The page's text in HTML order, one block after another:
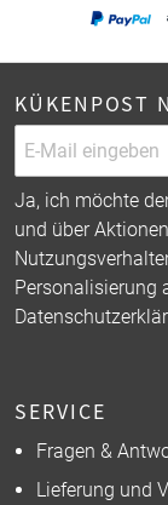
KÜKENPOST
Ja, ich möchte
und über
Personalisierung
SERVICE
Fragen &
Lieferung und